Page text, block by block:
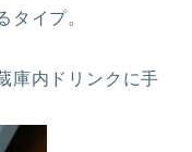
タイプ。
庫内ドリンクに手